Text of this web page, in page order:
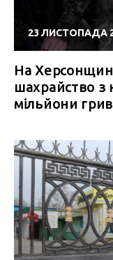
23 ЛИСТОПАДА
На
шахрайство
мільйони